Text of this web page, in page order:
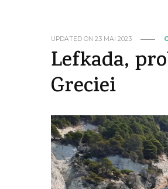
UPDATED ON 23 MAI 2023
Lefkada,
Greciei